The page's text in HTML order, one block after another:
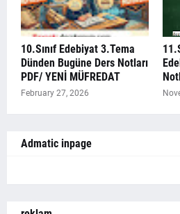
10.Sınıf Edebiyat 3.Tema
Dünden Bugüne Ders Notları
PDF/ YENİ MÜFREDAT
February 27, 2026
Admatic inpage